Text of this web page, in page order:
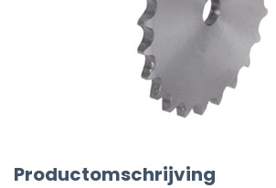
Productomschrijving